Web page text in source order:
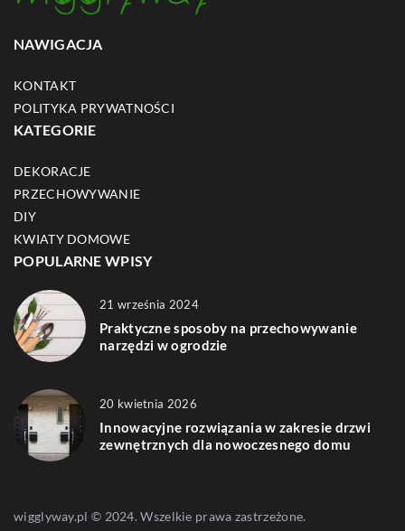
NAWIGACJA
KONTAKT
POLITYKA PRYWATNOŚCI
KATEGORIE
DEKORACJE
PRZECHOWYWANIE
DIY
KWIATY DOMOWE
POPULARNE WPISY
21 września 2024
Praktyczne sposoby na przechowywanie
narzędzi w ogrodzie
20 kwietnia 2026
Innowacyjne rozwiązania w zakresie drzwi
zewnętrznych dla nowoczesnego domu
wigglyway.pl © 2024. Wszelkie prawa zastrzeżone.